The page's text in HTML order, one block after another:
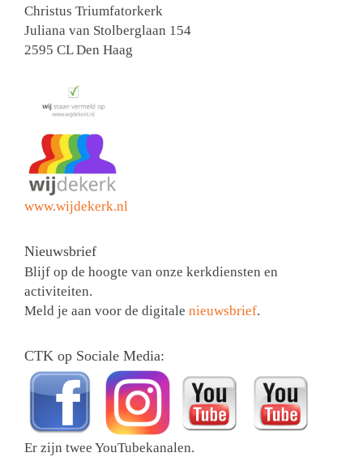
Christus Triumfatorkerk
Juliana van Stolberglaan 154
2595 CL Den Haag
www.wijdekerk.nl
Nieuwsbrief
Blijf op de hoogte van onze kerkdiensten en
activiteiten.
Meld je aan voor de digitale nieuwsbrief.
CTK op Sociale Media:
Er zijn twee YouTubekanalen.